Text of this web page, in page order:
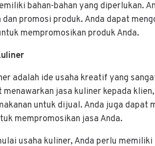
bahan-bahan yang diperlukan.
dan promosi produk. Anda dapat
mempromosikan produk Anda.
adalah ide usaha kreatif yang
menawarkan jasa kuliner kepada
untuk dijual. Anda juga dapat
mempromosikan jasa Anda.
usaha kuliner, Anda perlu